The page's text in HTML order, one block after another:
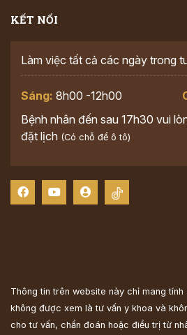
KẾT NỐI
Làm việc tất cả các ngày trong
Sáng: 8h00 -12h00
Bệnh nhân đến sau 17h30 vui
đặt lịch (Có chỗ để ô tô)
Thông tin trên website này chỉ mang tính
không được xem là tư vấn y khoa và
cho tư vấn, chẩn đoán hoặc điều trị từ